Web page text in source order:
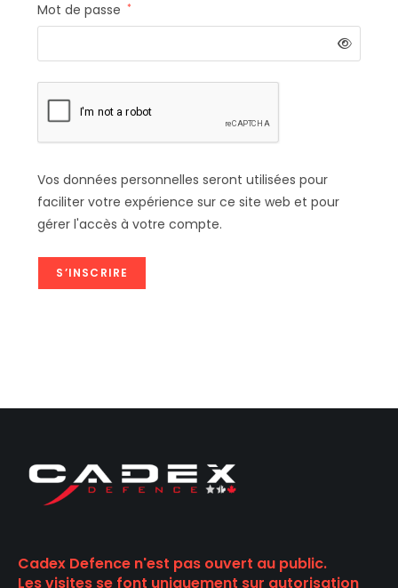
Mot de passe *
Vos données personnelles seront utilisées pour
faciliter votre expérience sur ce site web et pour
gérer l'accès à votre compte.
S’INSCRIRE
r
t
:
Cadex Defence n'est pas ouvert au public.
Les visites se font uniquement sur autorisation